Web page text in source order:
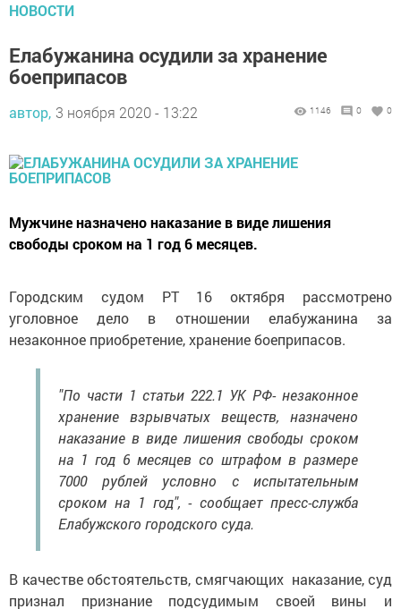
НОВОСТИ
Елабужанина осудили за хранение
боеприпасов
автор, 3 ноября 2020 - 13:22 1146 0 0
Мужчине назначено наказание в виде лишения
свободы сроком на 1 год 6 месяцев.
Городским судом РТ 16 октября рассмотрено
уголовное дело в отношении елабужанина за
незаконное приобретение, хранение боеприпасов.
"По части 1 статьи 222.1 УК РФ- незаконное
хранение взрывчатых веществ, назначено
наказание в виде лишения свободы сроком
на 1 год 6 месяцев со штрафом в размере
7000 рублей условно с испытательным
сроком на 1 год", - сообщает пресс-служба
Елабужского городского суда.
В качестве обстоятельств, смягчающих наказание, суд
признал признание подсудимым своей вины и